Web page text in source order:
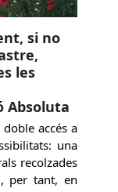
si no
les
Absoluta
accés a
una
recolzades
per tant, en